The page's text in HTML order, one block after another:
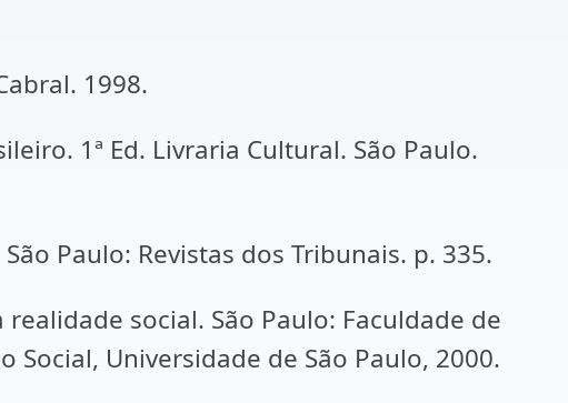
1998.
1ª Ed. Livraria Cultural. São Paulo.
Paulo: Revistas dos Tribunais. p. 335.
social. São Paulo: Faculdade de
Social, Universidade de São Paulo, 2000.